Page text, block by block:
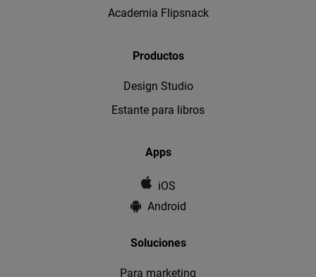
Academia Flipsnack
Productos
Design Studio
Estante para libros
Apps
iOS
Android
Soluciones
Para marketing